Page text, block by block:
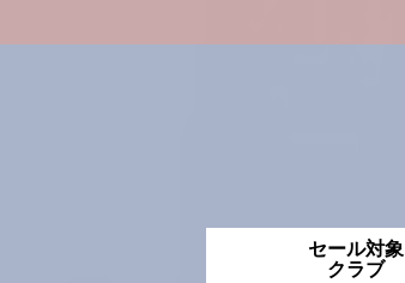
セール対象
クラブ